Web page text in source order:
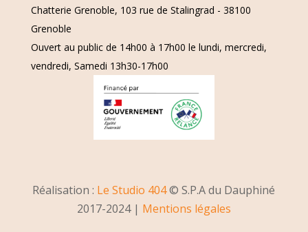
Chatterie Grenoble, 103 rue de Stalingrad - 38100
Grenoble
Ouvert au public de 14h00 à 17h00 le lundi, mercredi,
vendredi, Samedi 13h30-17h00
Réalisation : Le Studio 404© S.P.A du Dauphiné
2017-2024 | Mentions légales